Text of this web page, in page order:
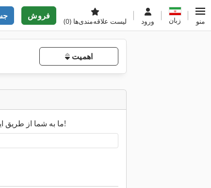
فروش
لیست علاقه‌مندی‌ها (0) ورود زبان منو
اهمیت
ما به شما از طریق ایمیل اطلاع خواهیم داد به محض اینکه نتایج جدید جستجو در دسترس باشد!